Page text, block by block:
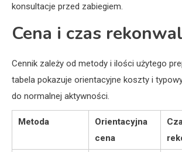
konsultacje przed zabiegiem.
Cena i czas
Cennik zależy od metody i ilości użytego
tabela pokazuje orientacyjne koszty i
do normalnej aktywności.
Metoda
Orientacyjna
cena